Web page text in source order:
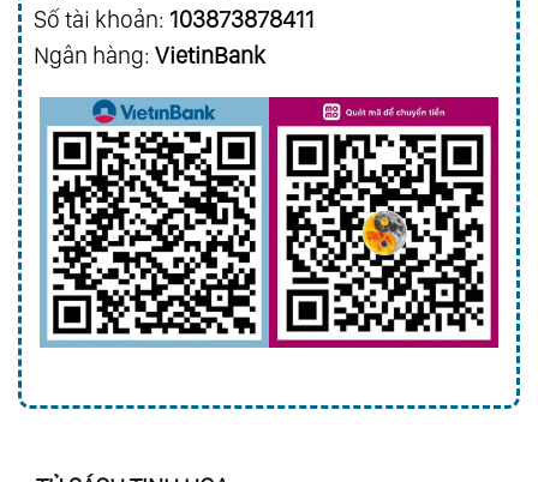
Số tài khoản: 103873878411
Ngân hàng: VietinBank